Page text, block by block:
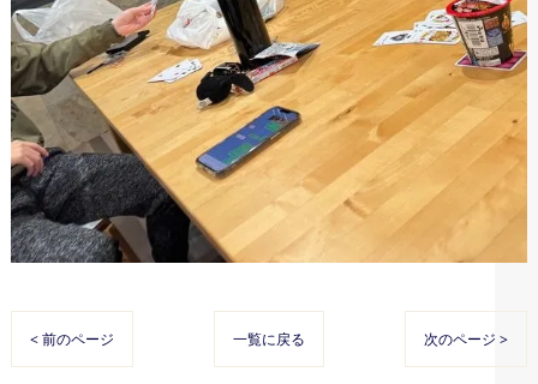
< 前のページ 一覧に戻る 次のページ >